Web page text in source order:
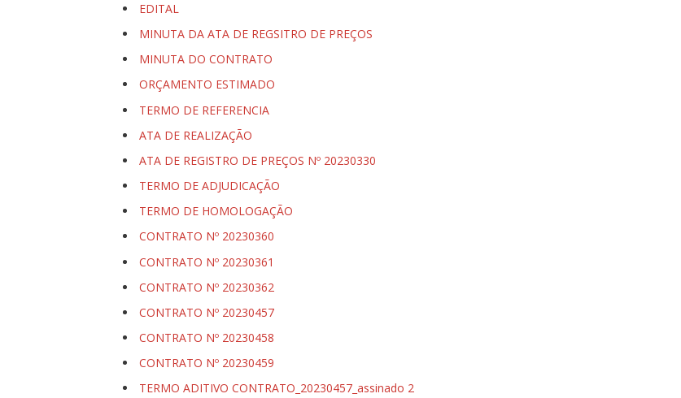
EDITAL
MINUTA DA ATA DE REGSITRO DE PREÇOS
MINUTA DO CONTRATO
ORÇAMENTO ESTIMADO
TERMO DE REFERENCIA
ATA DE REALIZAÇÃO
ATA DE REGISTRO DE PREÇOS Nº 20230330
TERMO DE ADJUDICAÇÃO
TERMO DE HOMOLOGAÇÃO
CONTRATO Nº 20230360
CONTRATO Nº 20230361
CONTRATO Nº 20230362
CONTRATO Nº 20230457
CONTRATO Nº 20230458
CONTRATO Nº 20230459
TERMO ADITIVO CONTRATO_20230457_assinado 2